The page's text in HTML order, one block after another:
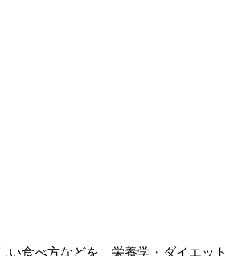
い食べ方などを、栄養学・ダイエッ